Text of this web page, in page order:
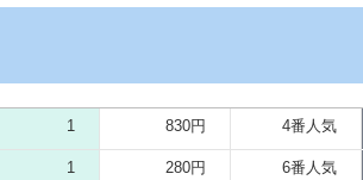
1 830円 4番人気
1
280円
6番人気